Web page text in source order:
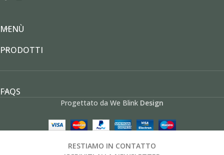
MENÙ
PRODOTTI
FAQS
Progettato da We Blink Design
RESTIAMO IN CONTATTO